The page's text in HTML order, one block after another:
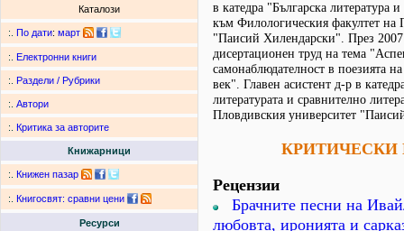
Каталози
:. По дати: март
:. Електронни книги
:. Раздели / Рубрики
:. Автори
:. Критика за авторите
Книжарници
:. Книжен пазар
:. Книгосвят: сравни цени
Ресурси
в катедра "Българска литература
към Филологическия факултет на
"Паисий Хилендарски". През 2007
дисертационен труд на тема
самонаблюдателност в поезията
век". Главен асистент д-р в
литературата и сравнително
Пловдивския университет
КРИТИЧЕСКИ
Рецензии
Брачните песни на
любовта, иронията и